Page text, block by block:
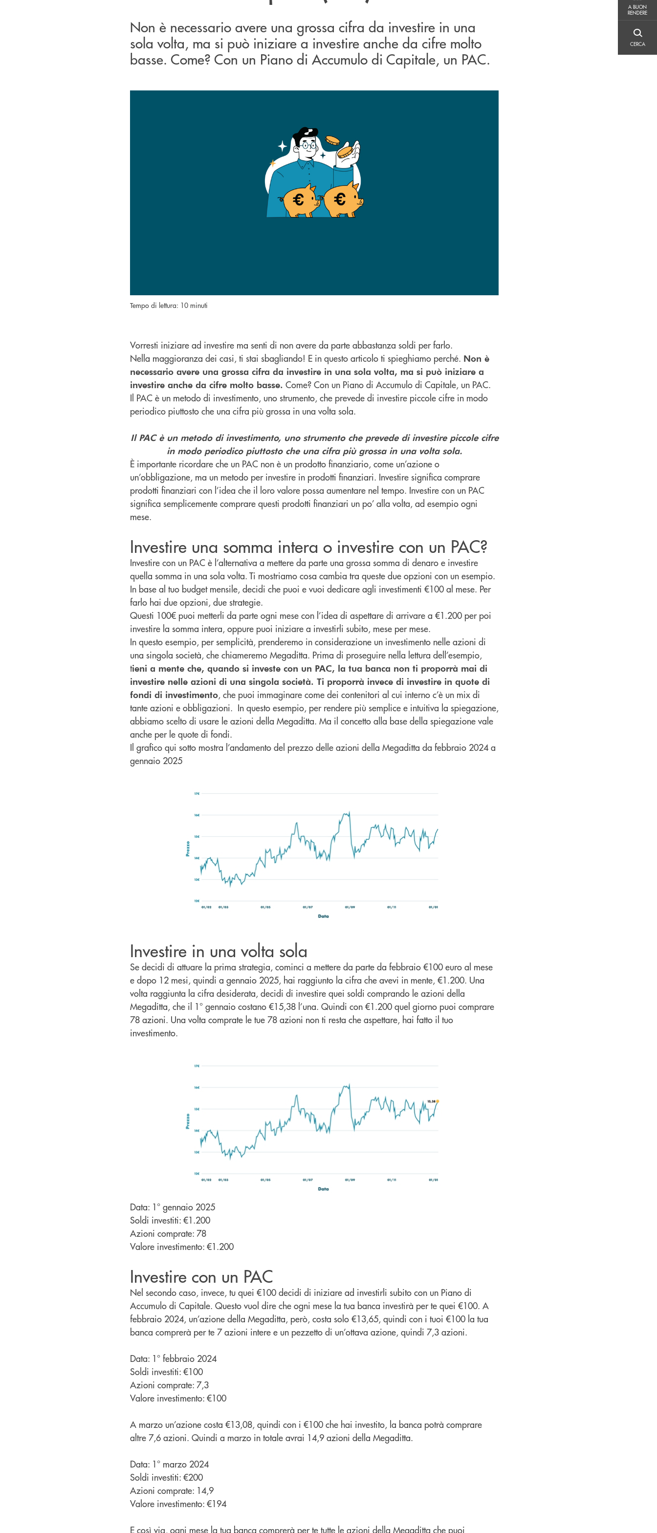
A BUON
RENDERE
CERCA
Non è necessario avere una grossa cifra da investire in una
sola volta, ma si può iniziare a investire anche da cifre molto
basse. Come? Con un Piano di Accumulo di Capitale, un PAC.
Tempo di lettura: 10 minuti
Vorresti iniziare ad investire ma senti di non avere da parte abbastanza soldi per farlo.
Nella maggioranza dei casi, ti stai sbagliando! E in questo articolo ti spieghiamo perché. Non è
necessario avere una grossa cifra da investire in una sola volta, ma si può iniziare a
investire anche da cifre molto basse. Come? Con un Piano di Accumulo di Capitale, un PAC.
Il PAC è un metodo di investimento, uno strumento, che prevede di investire piccole cifre in modo
periodico piuttosto che una cifra più grossa in una volta sola.
Il PAC è un metodo di investimento, uno strumento che prevede di investire piccole cifre
in modo periodico piuttosto che una cifra più grossa in una volta sola.
È importante ricordare che un PAC non è un prodotto finanziario, come un’azione o
un’obbligazione, ma un metodo per investire in prodotti finanziari. Investire significa comprare
prodotti finanziari con l’idea che il loro valore possa aumentare nel tempo. Investire con un PAC
significa semplicemente comprare questi prodotti finanziari un po’ alla volta, ad esempio ogni
mese.
Investire una somma intera o investire con un PAC?
Investire con un PAC è l’alternativa a mettere da parte una grossa somma di denaro e investire
quella somma in una sola volta. Ti mostriamo cosa cambia tra queste due opzioni con un esempio.
In base al tuo budget mensile, decidi che puoi e vuoi dedicare agli investimenti €100 al mese. Per
farlo hai due opzioni, due strategie.
Questi 100€ puoi metterli da parte ogni mese con l’idea di aspettare di arrivare a €1.200 per poi
investire la somma intera, oppure puoi iniziare a investirli subito, mese per mese.
In questo esempio, per semplicità, prenderemo in considerazione un investimento nelle azioni di
una singola società, che chiameremo Megaditta. Prima di proseguire nella lettura dell’esempio,
tieni a mente che, quando si investe con un PAC, la tua banca non ti proporrà mai di
investire nelle azioni di una singola società. Ti proporrà invece di investire in quote di
fondi di investimento, che puoi immaginare come dei contenitori al cui interno c’è un mix di
tante azioni e obbligazioni. In questo esempio, per rendere più semplice e intuitiva la spiegazione,
abbiamo scelto di usare le azioni della Megaditta. Ma il concetto alla base della spiegazione vale
anche per le quote di fondi.
Il grafico qui sotto mostra l’andamento del prezzo delle azioni della Megaditta da febbraio 2024 a
gennaio 2025
Investire in una volta sola
Se decidi di attuare la prima strategia, cominci a mettere da parte da febbraio €100 euro al mese
e dopo 12 mesi, quindi a gennaio 2025, hai raggiunto la cifra che avevi in mente, €1.200. Una
volta raggiunta la cifra desiderata, decidi di investire quei soldi comprando le azioni della
Megaditta, che il 1° gennaio costano €15,38 l’una. Quindi con €1.200 quel giorno puoi comprare
78 azioni. Una volta comprate le tue 78 azioni non ti resta che aspettare, hai fatto il tuo
investimento.
Data: 1° gennaio 2025
Soldi investiti: €1.200
Azioni comprate: 78
Valore investimento: €1.200
Investire con un PAC
Nel secondo caso, invece, tu quei €100 decidi di iniziare ad investirli subito con un Piano di
Accumulo di Capitale. Questo vuol dire che ogni mese la tua banca investirà per te quei €100. A
febbraio 2024, un’azione della Megaditta, però, costa solo €13,65, quindi con i tuoi €100 la tua
banca comprerà per te 7 azioni intere e un pezzetto di un’ottava azione, quindi 7,3 azioni.
Data: 1° febbraio 2024
Soldi investiti: €100
Azioni comprate: 7,3
Valore investimento: €100
A marzo un’azione costa €13,08, quindi con i €100 che hai investito, la banca potrà comprare
altre 7,6 azioni. Quindi a marzo in totale avrai 14,9 azioni della Megaditta.
Data: 1° marzo 2024
Soldi investiti: €200
Azioni comprate: 14,9
Valore investimento: €194
E così via, ogni mese la tua banca comprerà per te tutte le azioni della Megaditta che puoi